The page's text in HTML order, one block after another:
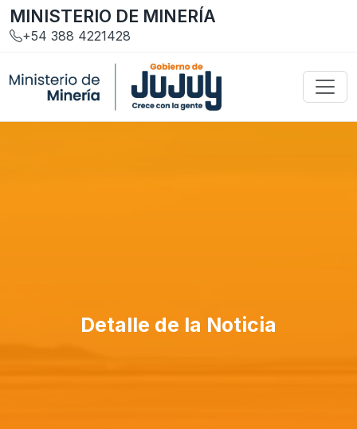
MINISTERIO DE MINERÍA
+54 388 4221428
Detalle de la Noticia